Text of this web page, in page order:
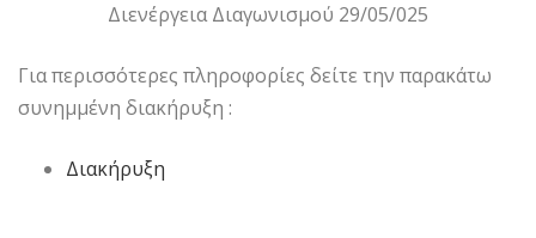
Διενέργεια Διαγωνισμού 29/05/025
Για περισσότερες πληροφορίες δείτε την παρακάτω
συνημμένη διακήρυξη :
Διακήρυξη